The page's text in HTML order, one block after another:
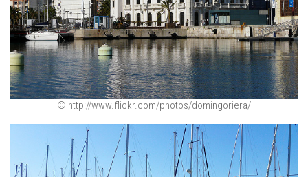
© http://www.flickr.com/photos/domingoriera/